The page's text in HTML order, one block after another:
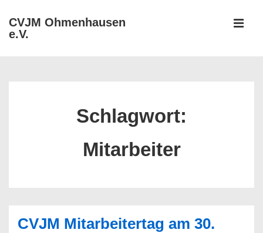
Zum
Inhalt
CVJM Ohmenhausen
e.V.
Schlagwort:
Mitarbeiter
CVJM Mitarbeitertag am 30.